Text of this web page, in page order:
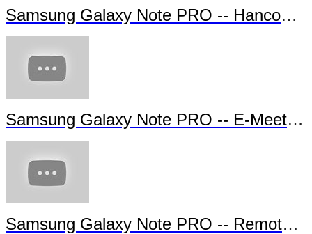
Samsung Galaxy Note PRO -- Hancom Office
Samsung Galaxy Note PRO -- E-Meeting
Samsung Galaxy Note PRO -- Remote PC